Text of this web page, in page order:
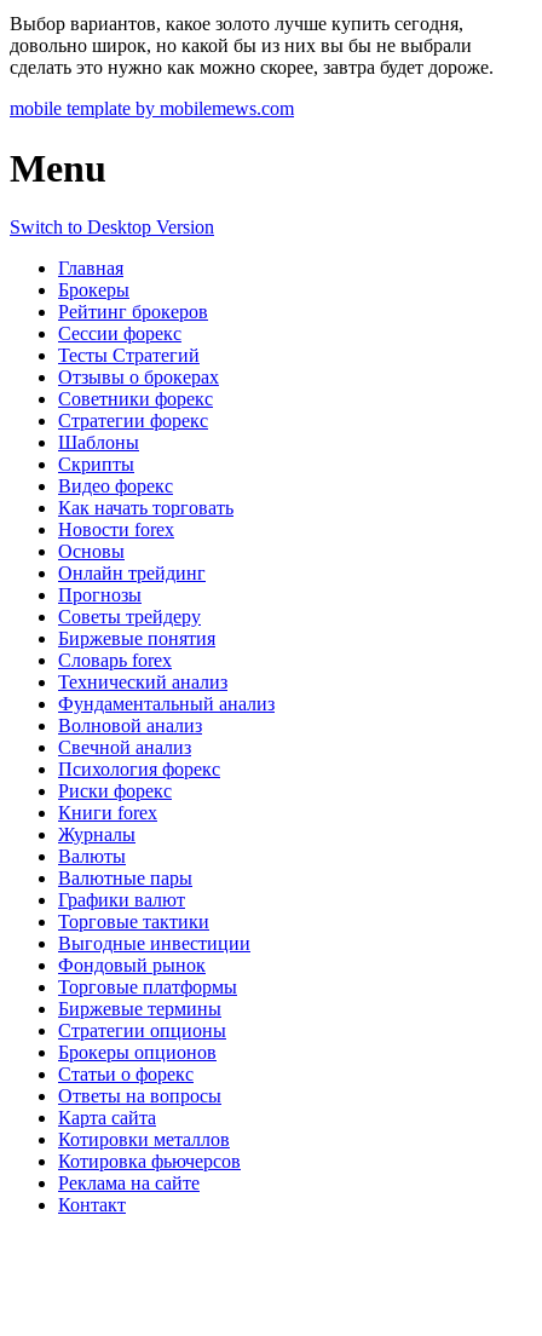
Выбор вариантов, какое золото лучше купить сегодня,
довольно широк, но какой бы из них вы бы не выбрали
сделать это нужно как можно скорее, завтра будет дороже.
mobile template by mobilemews.com
Menu
Switch to Desktop Version
Главная
Брокеры
Рейтинг брокеров
Сессии форекс
Тесты Стратегий
Отзывы о брокерах
Советники форекс
Стратегии форекс
Шаблоны
Скрипты
Видео форекс
Как начать торговать
Новости forex
Основы
Онлайн трейдинг
Прогнозы
Советы трейдеру
Биржевые понятия
Словарь forex
Технический анализ
Фундаментальный анализ
Волновой анализ
Свечной анализ
Психология форекс
Риски форекс
Книги forex
Журналы
Валюты
Валютные пары
Графики валют
Торговые тактики
Выгодные инвестиции
Фондовый рынок
Торговые платформы
Биржевые термины
Стратегии опционы
Брокеры опционов
Статьи о форекс
Ответы на вопросы
Карта сайта
Котировки металлов
Котировка фьючерсов
Реклама на сайте
Контакт